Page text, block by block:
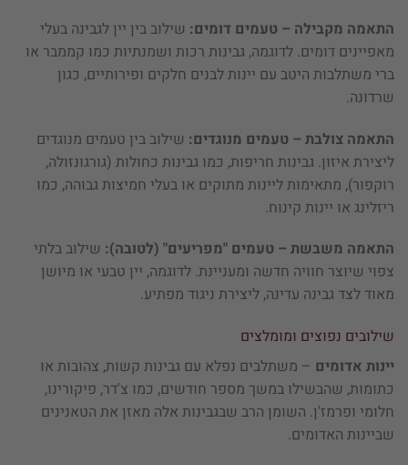
התאמה מקבילה – טעמים דומים: שילוב בין יין לגבינה בעלי
מאפיינים דומים. לדוגמה, גבינות רכות ושמנתיות כמו קממבר או
ברי משתלבות היטב עם יינות לבנים חלקים ופירותיים, כגון
שרדונה.
התאמה צולבת – טעמים מנוגדים: שילוב בין טעמים מנוגדים
ליצירת איזון. גבינות חריפות, כמו גבינות כחולות (גורגונזולה,
רוקפור), מתאימות ליינות מתוקים או בעלי חמיצות גבוהה, כמו
ריזלינג או יינות קינוח.
התאמה משבשת – טעמים "מפריעים" (לטובה): שילוב בלתי
צפוי שיוצר חוויה חדשה ומעניינת. לדוגמה, יין טבעי או מיושן
מאוד לצד גבינה עדינה, ליצירת ניגוד מפתיע.
שילובים נפוצים ומומלצים
יינות אדומים – משתלבים נפלא עם גבינות קשות, צהובות או
כתומות, שהבשילו במשך מספר חודשים, כמו צ'דר, פיקורינו,
חלומי ופרמז'ן. השומן הרב שבגבינות אלה מאזן את הטאנינים
שביינות האדומים. ​